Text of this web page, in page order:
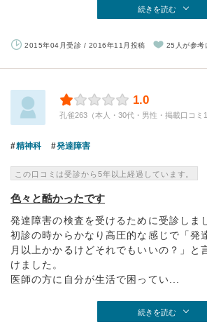
続きを読む
2015年04月受診 / 2016年11月投稿 25人が参考
1.0
孔雀263（本人・30代・男性・掲載口コミ1
精神科 発達障害
この口コミは受診から5年以上経過しています。
色々と酷かったです
発達障害の検査を受けるために受診しま
初診の時からかなり高圧的な感じで「発
月以上かかるけどそれでもいいの？」と
けました。
医師の方に自分が生活で困ってい...
続きを読む